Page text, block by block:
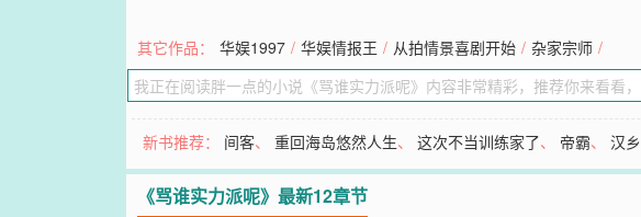
其它作品： 华娱1997 / 华娱情报王 / 从拍情景喜剧开始 / 杂家宗师 /
新书推荐： 间客、重回海岛悠然人生、这次不当训练家了、 帝霸、汉乡
《骂谁实力派呢》最新12章节